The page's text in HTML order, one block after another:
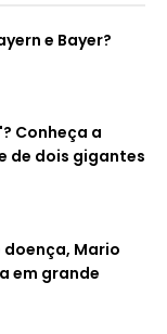
e Bayer?
Conheça a
de dois gigantes
Mario
em grande